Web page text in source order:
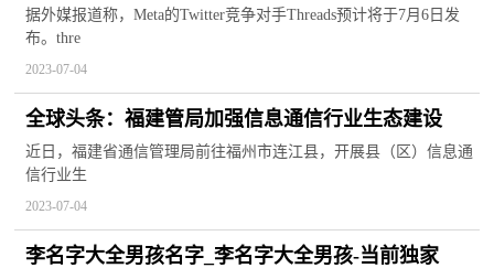
布
据外媒报道称，Meta的Twitter竞争对手Threads预计将于7月6日发
布。thre
2023-07-04
全球头条：福建管局加强信息通信行业生态建设
近日，福建省通信管理局前往福州市连江县，开展县（区）信息通
信行业生
2023-07-04
李名字大全男孩名字_李名字大全男孩-当前独家